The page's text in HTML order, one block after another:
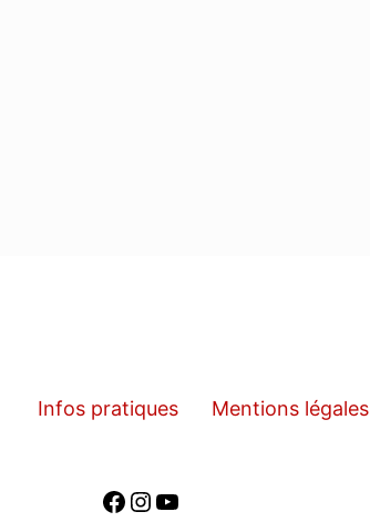
Infos pratiques Mentions légales
Facebook
Instagram
YouTube